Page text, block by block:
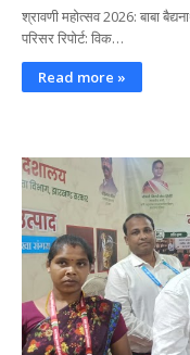
श्रावणी महोत्सव 2026: बाबा
परिसर रिपोर्ट: विक…
Read more »